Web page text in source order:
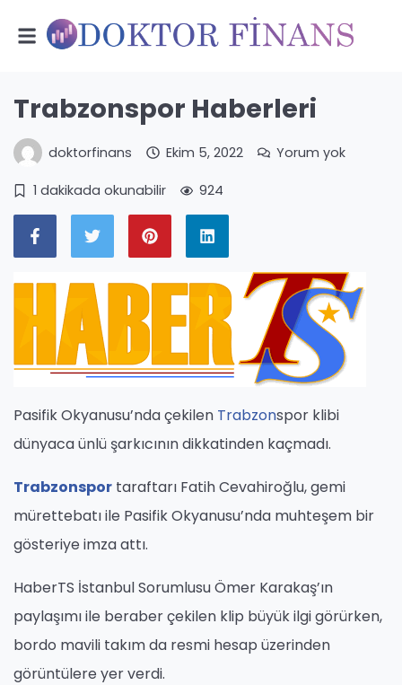
Trabzonspor Haberleri
doktorfinans Ekim 5, 2022 Yorum yok
1 dakikada okunabilir 924
Pasifik Okyanusu’nda çekilen Trabzonspor klibi
dünyaca ünlü şarkıcının dikkatinden kaçmadı.
Trabzonspor taraftarı Fatih Cevahiroğlu, gemi
mürettebatı ile Pasifik Okyanusu’nda muhteşem bir
gösteriye imza attı.
HaberTS İstanbul Sorumlusu Ömer Karakaş’ın
paylaşımı ile beraber çekilen klip büyük ilgi görürken,
bordo mavili takım da resmi hesap üzerinden
görüntülere yer verdi.